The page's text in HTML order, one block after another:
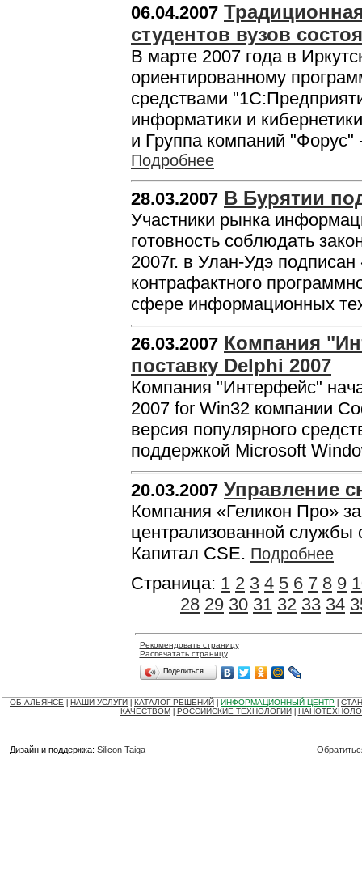
06.04.2007
студентов вузов
В марте 2007 года в
ориентированному
средствами
информатики и
и Группа компаний
Подробнее
28.03.2007 В Бурятии
Участники рынка
готовность соблюдать
2007г. в Улан-Удэ
контрафактного
сфере информационных
26.03.2007 Компания
поставку Delphi 2007
Компания "Интерфейс"
2007 for Win32 компании
версия популярного
поддержкой Microsoft
20.03.2007 Управление
Компания «Геликон Про»
централизованной
Капитал CSE. Подробнее
Страница: 1 2 3 4 5 6 7 8 9
28 29 30 31 32 33 34
Рекомендовать страницу
Распечатать страницу
Поделиться…
ОБ АЛЬЯНСЕ НАШИ УСЛУГИ КАТАЛОГ РЕШЕНИЙ ИНФОРМАЦИОННЫЙ ЦЕНТР
КАЧЕСТВОМ
РОССИЙСКИЕ ТЕХНОЛОГИИ
Дизайн и поддержка: Silicon Taiga